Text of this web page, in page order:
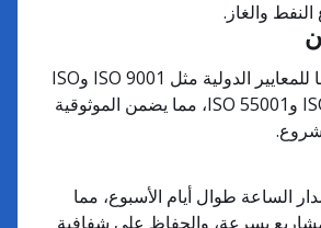
والغاز.
تعمل LeverX وفقًا للمعايير الدولية مثل ISO 9001 وISO
27001 وISO 22301 وISO 55001، مما يضمن الموثوقية
الساعة طوال أيام الأسبوع، مما
بسرعة، والحفاظ على شفافية